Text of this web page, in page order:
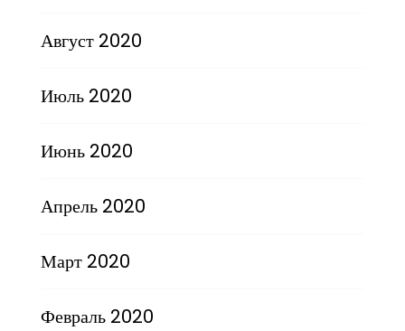
Август 2020
Июль 2020
Июнь 2020
Апрель 2020
Март 2020
Февраль 2020